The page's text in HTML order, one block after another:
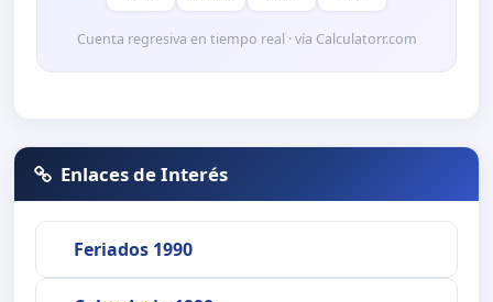
Cuenta regresiva en tiempo real · vía Calculatorr.com
Enlaces de Interés
Feriados 1990